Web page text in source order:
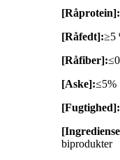
[Råprotein]:
[Råfedt]:≥5
[Råfiber]:
[Aske]:≤5%
[Fugtighed]:
biprodukter